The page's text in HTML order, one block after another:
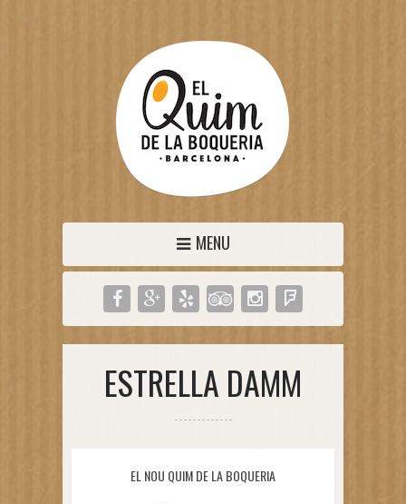
MENU
ESTRELLA DAMM
EL NOU QUIM DE LA BOQUERIA